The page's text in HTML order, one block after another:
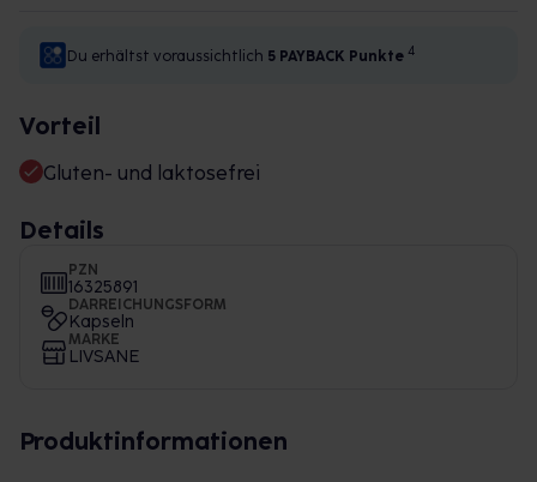
Du erhältst voraussichtlich 5 PAYBACK Punkte 4
Vorteil
Gluten- und laktosefrei
Details
PZN
16325891
DARREICHUNGSFORM
Kapseln
MARKE
LIVSANE
Produktinformationen